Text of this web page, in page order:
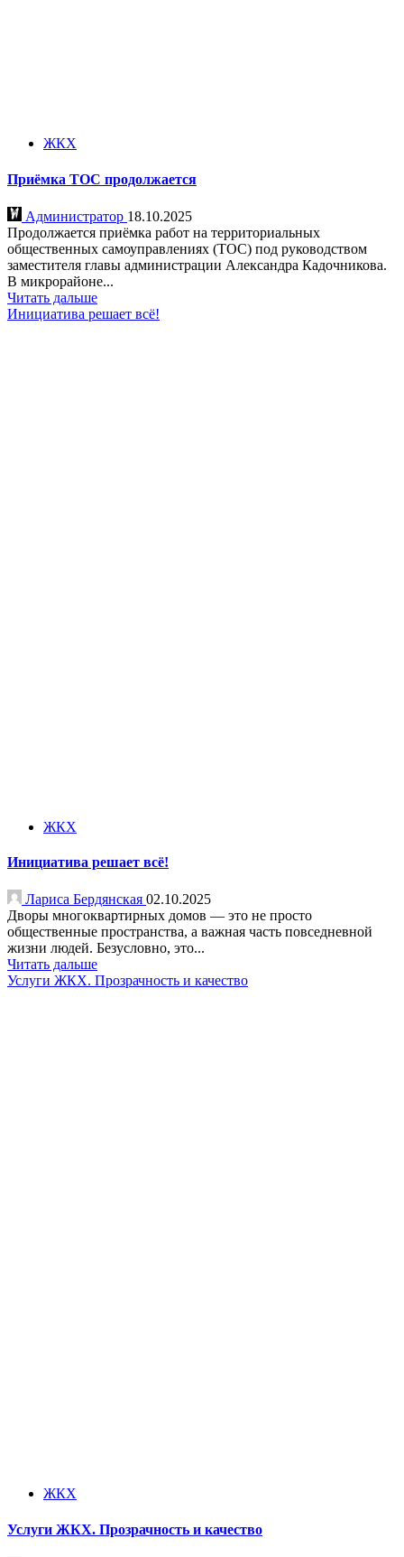
ЖКХ
Приёмка ТОС продолжается
Администратор 18.10.2025
Продолжается приёмка работ на территориальных
общественных самоуправлениях (ТОС) под руководством
заместителя главы администрации Александра Кадочникова.
В микрорайоне...
Читать дальше
Инициатива решает всё!
ЖКХ
Инициатива решает всё!
Лариса Бердянская 02.10.2025
Дворы многоквартирных домов — это не просто
общественные пространства, а важная часть повседневной
жизни людей. Безусловно, это...
Читать дальше
Услуги ЖКХ. Прозрачность и качество
ЖКХ
Услуги ЖКХ. Прозрачность и качество